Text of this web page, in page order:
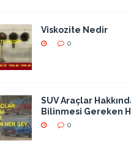
Viskozite Nedir
0
SUV Araçlar
Bilinmesi Gereken
0